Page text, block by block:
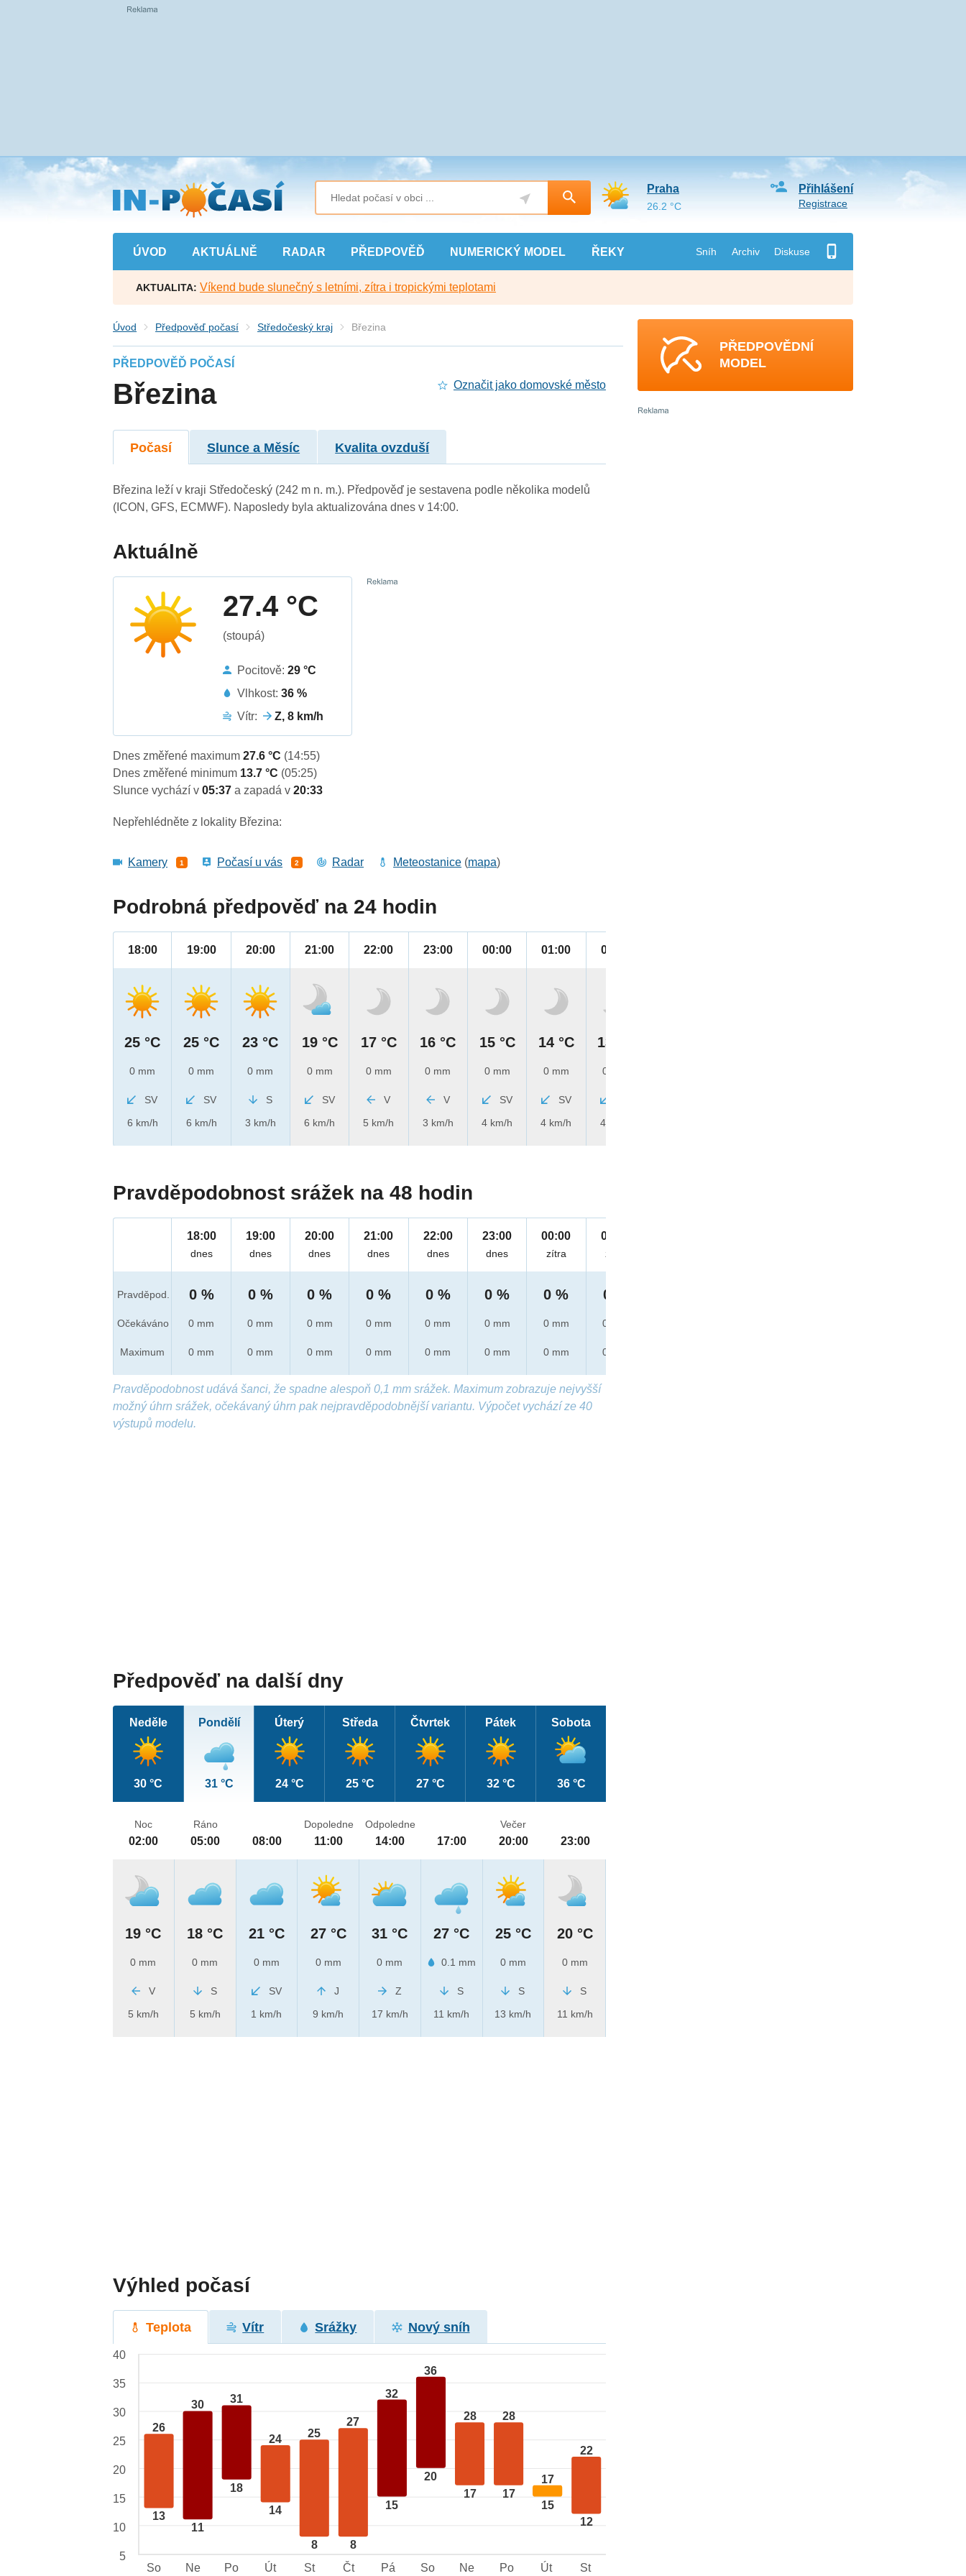
Přejít
na
hlavní
obsah
ÚVOD AKTUÁLNĚ RADAR PŘEDPOVĚĎ NUMERICKÝ MODEL ŘEKY Sníh Archiv Diskuse
Přihlášení
Registrace
Praha
26.2 °C
AKTUALITA: Víkend bude slunečný s letními, zítra i tropickými teplotami
Úvod Předpověď počasí Středočeský kraj Březina
PŘEDPOVĚĎ POČASÍ
Březina Označit jako domovské město
Počasí Slunce a Měsíc Kvalita ovzduší
Březina leží v kraji Středočeský (242 m n. m.). Předpověď je sestavena podle několika modelů
(ICON, GFS, ECMWF). Naposledy byla aktualizována dnes v 14:00.
Aktuálně
27.4 °C
(stoupá)
Pocitově:29 °C
Vlhkost:36 %
Vítr:
Z, 8 km/h
Dnes změřené maximum27.6 °C (14:55)
Dnes změřené minimum 13.7 °C (05:25)
Slunce vychází v05:37a zapadá v20:33
Nepřehlédněte z lokality Březina:
Kamery 1 Počasí u vás 2 Radar Meteostanice (mapa)
Podrobná předpověď na 24 hodin
18:00
25 °C
0 mm
SV
6 km/h
19:00
25 °C
0 mm
SV
6 km/h
20:00
23 °C
0 mm
S
3 km/h
21:00
19 °C
0 mm
SV
6 km/h
22:00
17 °C
0 mm
V
5 km/h
23:00
16 °C
0 mm
V
3 km/h
00:00
15 °C
0 mm
SV
4 km/h
01:00
14 °C
0 mm
SV
4 km/h
02:00
13 °C
0 mm
4 km/h
Pravděpodobnost srážek na 48 hodin
Pravděpod.
Očekáváno
Maximum
18:00
dnes
0 %
0 mm
0 mm
19:00
dnes
0 %
0 mm
0 mm
20:00
dnes
0 %
0 mm
0 mm
21:00
dnes
0 %
0 mm
0 mm
22:00
dnes
0 %
0 mm
0 mm
23:00
dnes
0 %
0 mm
0 mm
00:00
zítra
0 %
0 mm
0 mm
01:00
zítra
0 %
0 mm
0 mm
Pravděpodobnost udává šanci, že spadne alespoň 0,1 mm srážek. Maximum zobrazuje nejvyšší
možný úhrn srážek, očekávaný úhrn pak nejpravděpodobnější variantu. Výpočet vychází ze 40
výstupů modelu.
Předpověď na další dny
Neděle
30 °C
Pondělí
31 °C
Úterý
24 °C
Středa
25 °C
Čtvrtek
27 °C
Pátek
32 °C
Sobota
36 °C
Noc
02:00
19 °C
0 mm
V
5 km/h
Ráno
05:00
18 °C
0 mm
S
5 km/h
08:00
21 °C
0 mm
SV
1 km/h
Dopoledne
11:00
27 °C
0 mm
J
9 km/h
Odpoledne
14:00
31 °C
0 mm
Z
17 km/h
17:00
27 °C
0.1 mm
S
11 km/h
Večer
20:00
25 °C
0 mm
S
13 km/h
23:00
20 °C
0 mm
S
11 km/h
Výhled počasí
Teplota Vítr Srážky Nový sníh
26
13
30
11
31
18
24
14
25
8
27
8
32
15
36
20
28
17
28
17
17
15
22
12
40
35
30
25
20
15
10
5
So
Ne Po Út St Čt Pá So Ne Po Út St
PŘEDPOVĚDNÍ
MODEL